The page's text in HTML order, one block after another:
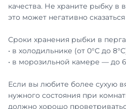
качества. Не храните рыбку в
это может негативно
Сроки хранения рыбки в
• в холодильнике (от 0°С до
• в морозильной камере — до
Если вы любите более сухую
нужного состояния при
должно хорошо